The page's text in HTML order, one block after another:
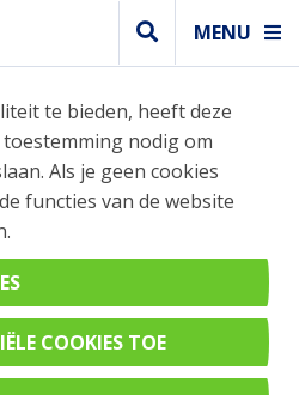
MENU
keuken
KEUKEN
GRIJS
Parelgrijs
te bieden, heeft deze
nodig om
Als je geen cookies
functies van de website